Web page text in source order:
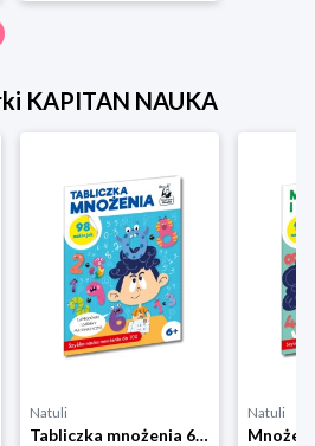
KAPITAN NAUKA
Natuli
Tabliczka mnożenia 6+ Kapitan Nauka Kapitan nauka
Natuli